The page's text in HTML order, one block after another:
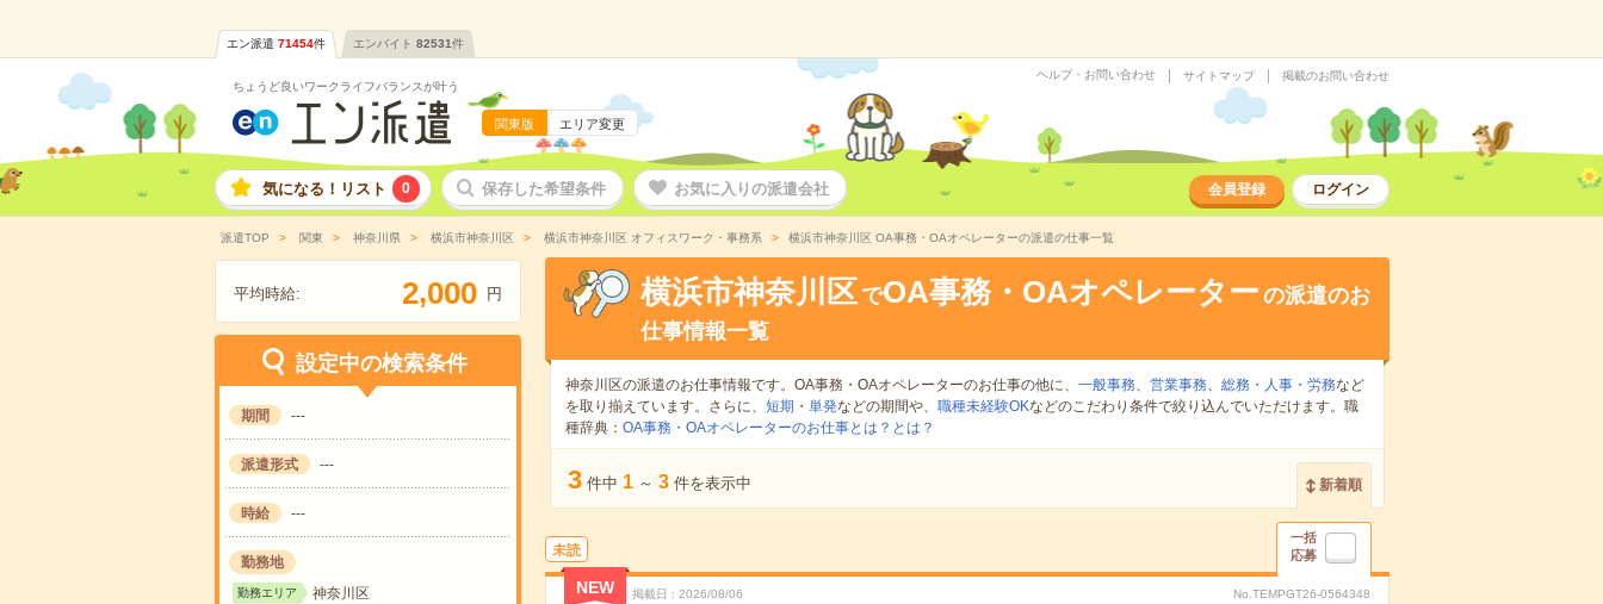
エン派遣 71454件 エンバイト 82531件
ちょうど良いワークライフバランスが叶う
関東版 エリア変更
ヘルプ・お問い合わせ サイトマップ 掲載のお問い合わせ
気になる！リスト 0 保存した希望条件 お気に入りの派遣会社 会員登録 ログイン
派遣TOP 関東 神奈川県 横浜市神奈川区 横浜市神奈川区 オフィスワーク・事務系 横浜市神奈川区 OA事務・OAオペレーターの派遣の仕事一覧
平均時給: 2,000 円
設定中の検索条件
期間 ---
派遣形式 ---
時給 ---
勤務地
勤務エリア 神奈川区
横浜市神奈川区 でOA事務・OAオペレーター の派遣のお
仕事情報一覧
神奈川区の派遣のお仕事情報です。OA事務・OAオペレーターのお仕事の他に、 一般事務、 営業事務、 総務・人事・労務など
を取り揃えています。さらに、 短期 ・ 単発などの期間や、 職種未経験OKなどのこだわり条件で絞り込んでいただけます。職
種辞典： OA事務・OAオペレーターのお仕事とは？とは？
3 件中 1 ～ 3 件を表示中 新着順
未読
一括
応募
NEW 掲載日 2026/08/06 No.TEMPGT26-0564348